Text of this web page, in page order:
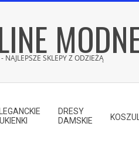
SKLEPY Z ODZIEŻĄ
DRESY
DAMSKIE